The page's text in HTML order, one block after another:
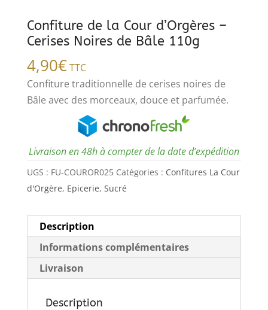
Confiture de la Cour d’Orgères –
Cerises Noires de Bâle 110g
4,90€TTC
Confiture traditionnelle de cerises noires de
Bâle avec des morceaux, douce et parfumée.
Livraison en 48h à compter de la date d’expédition
UGS : FU-COUROR025 Catégories : Confitures La Cour
d'Orgère, Epicerie, Sucré
Description
Informations complémentaires
Livraison
Description